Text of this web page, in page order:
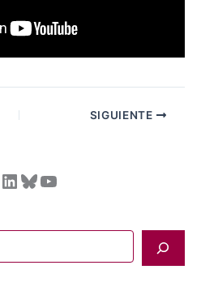
SIGUIENTE
LinkedIn Bluesky YouTube